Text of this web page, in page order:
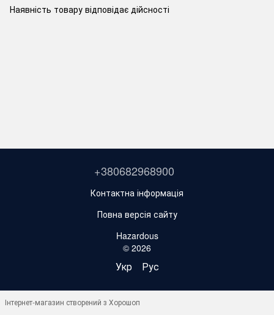
Наявність товару відповідає дійсності
+380682968900
Контактна інформація
Повна версія сайту
Hazardous
© 2026
Укр Рус
Інтернет-магазин створений з Хорошоп